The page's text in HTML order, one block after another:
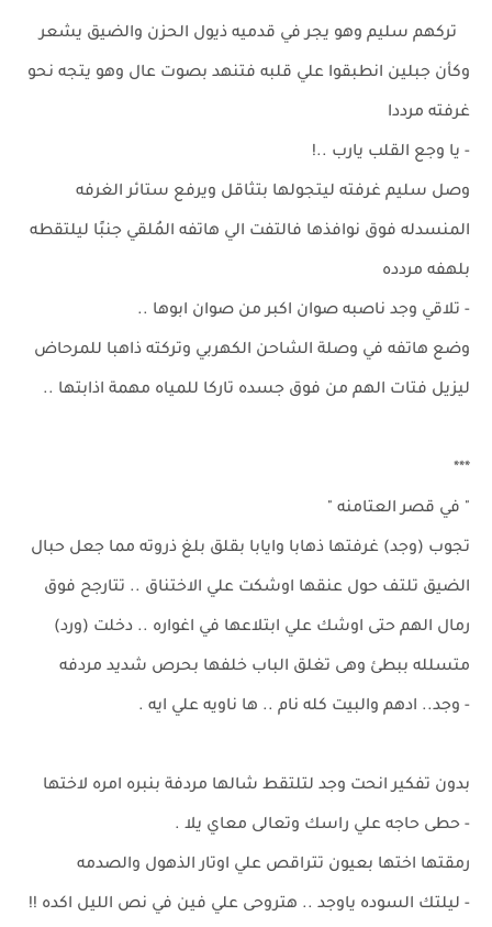
تركهم سليم وهو يجر في قدميه ذيول الحزن والضيق يشعر
وكأن جبلين انطبقوا علي قلبه فتنهد بصوت عال وهو يتجه نحو
غرفته مرددا
- يا وجع القلب يارب ..!
وصل سليم غرفته ليتجولها بتثاقل ويرفع ستائر الغرفه
المنسدله فوق نوافذها فالتفت الي هاتفه المُلقي جنبًا ليلتقطه
بلهفه مردده
- تلاقي وجد ناصبه صوان اكبر من صوان ابوها ..
وضع هاتفه في وصلة الشاحن الكهربي وتركته ذاهبا للمرحاض
ليزيل فتات الهم من فوق جسده تاركا للمياه مهمة اذابتها ..
***
" في قصر العتامنه "
تجوب (وجد) غرفتها ذهابا وايابا بقلق بلغ ذروته مما جعل حبال
الضيق تلتف حول عنقها اوشكت علي الاختناق .. تتارجح فوق
رمال الهم حتى اوشك علي ابتلاعها في اغواره .. دخلت (ورد)
متسلله ببطئ وهى تغلق الباب خلفها بحرص شديد مردفه
- وجد.. ادهم والبيت كله نام .. ها ناويه علي ايه .
بدون تفكير انحت وجد لتلتقط شالها مردفة بنبره امره لاختها
- حطى حاجه علي راسك وتعالى معاي يلا .
رمقتها اختها بعيون تتراقص علي اوتار الذهول والصدمه
- ليلتك السوده ياوجد .. هتروحى علي فين في نص الليل اكده !!